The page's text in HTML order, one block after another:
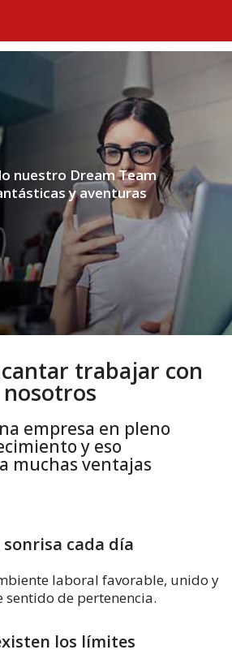
nuestro Dream Team
y aventuras
trabajar con
nosotros
empresa en pleno
y eso
muchas ventajas
sonrisa cada día
laboral favorable, unido y
sentido de pertenencia.
los límites